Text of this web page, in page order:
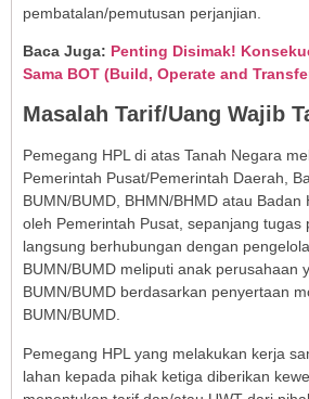
pembatalan/pemutusan perjanjian.
Baca Juga: Penting Disimak!
Sama BOT (Build, Operate and
Masalah Tarif/Uang Wajib
Pemegang HPL di atas Tanah Negara
Pemerintah Pusat/Pemerintah Daerah,
BUMN/BUMD, BHMN/BHMD atau
oleh Pemerintah Pusat, sepanjang tugas
langsung berhubungan dengan
BUMN/BUMD meliputi anak perusahaan
BUMN/BUMD berdasarkan penyertaan
BUMN/BUMD.
Pemegang HPL yang melakukan kerja
lahan kepada pihak ketiga diberikan